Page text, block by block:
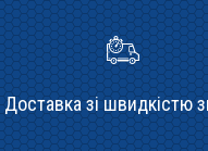
Доставка зі швидкістю